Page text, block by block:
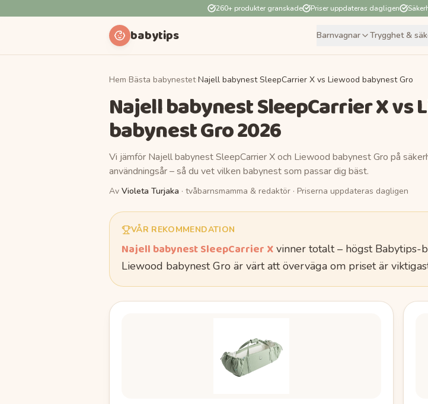
260+ produkter granskade Priser uppdateras dagligen
babytips Barnvagnar Trygghet &
Hem Bästa babynestet›Najell babynest SleepCarrier X vs Liewood babynest Gro
Najell babynest SleepCarrier Xvs
babynest Gro2026
Vi jämför Najell babynest SleepCarrier Xoch Liewood babynest Gro på
användningsår – så du vet vilken babynestsom passar dig bäst.
Av Violeta Turjaka · tvåbarnsmamma & redaktör · Priserna uppdateras dagligen
VÅR REKOMMENDATION
Najell babynest SleepCarrier X vinner totalt– högst Babytips-
Liewood babynest Gro är värt att överväga om priset är